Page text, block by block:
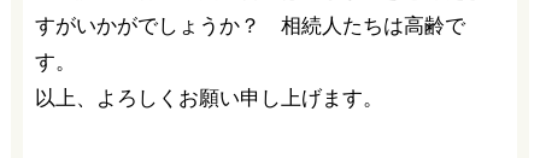
すがいかがでしょうか？ 相続人たちは高齢で
す。
以上、よろしくお願い申し上げます。